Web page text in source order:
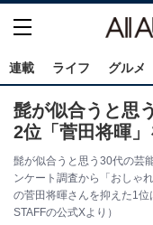
連載 ライフ グルメ
髭が似合うと思
2位「菅田将暉
髭が似合うと思う30代の芸
ンケート調査から「おしゃ
の菅田将暉さんを抑えた1
STAFFの公式Xより）